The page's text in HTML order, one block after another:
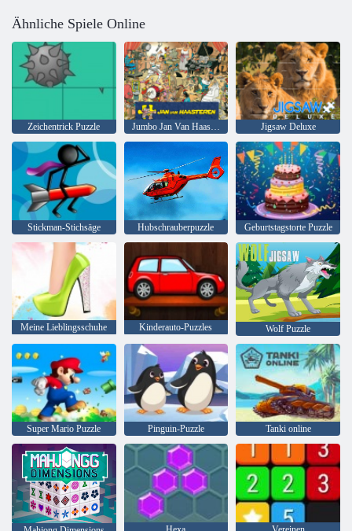
Ähnliche Spiele Online
Zeichentrick Puzzle Jumbo Jan Van Haasteren Jigsaw Deluxe
Stickman-Stichsäge Hubschrauberpuzzle Geburtstagstorte Puzzle
Meine Lieblingsschuhe Kinderauto-Puzzles Wolf Puzzle
Super Mario Puzzle Pinguin-Puzzle Tanki online